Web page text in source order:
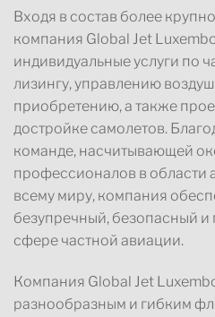
Входя в состав более
компания Global Jet
индивидуальные услуги по
лизингу, управлению
приобретению, а также
достройке самолетов.
команде, насчитывающей
профессионалов в области
всему миру, компания
безупречный, безопасный и
сфере частной авиации.
Компания Global Jet
разнообразным и гибким